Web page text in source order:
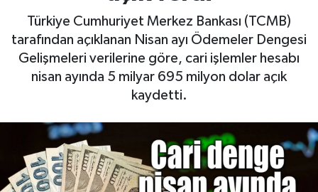
Türkiye Cumhuriyet Merkez Bankası (TCMB)
tarafından açıklanan Nisan ayı Ödemeler Dengesi
Gelişmeleri verilerine göre, cari işlemler hesabı
nisan ayında 5 milyar 695 milyon dolar açık
kaydetti.
Otovitrin
Asayiş
Gayrimenkul
Spor
Son Dakika Haberleri
Haber Arşivi